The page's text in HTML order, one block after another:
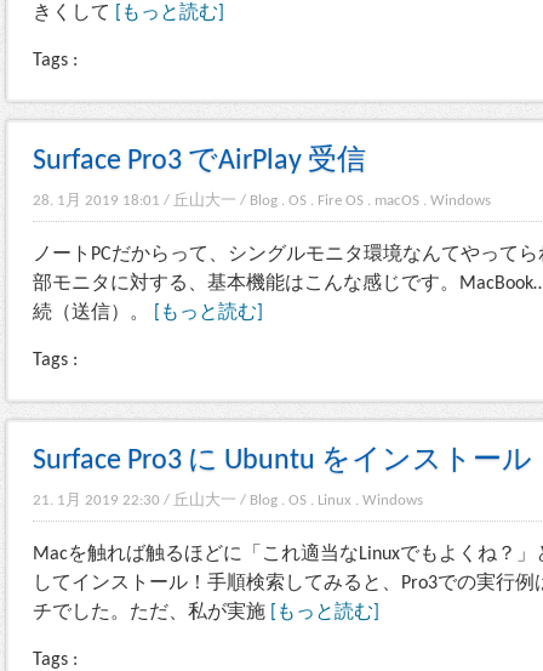
きくして
[もっと読む]
Tags :
Surface Pro3 でAirPlay 受信
28. 1月 2019 18:01 / 丘山大一 / Blog . OS . Fire OS . macOS . Windows
ノートPCだからって、シングルモニタ環境なんてやって
部モニタに対する、基本機能はこんな感じです。
続（送信）。
[もっと読む]
Tags :
Surface Pro3 に Ubuntu をインストール
21. 1月 2019 22:30 / 丘山大一 / Blog . OS . Linux . Windows
Macを触れば触るほどに「これ適当なLinuxでもよくね？
してインストール！手順検索してみると、Pro3での実行
チでした。ただ、私が実施
[もっと読む]
Tags :